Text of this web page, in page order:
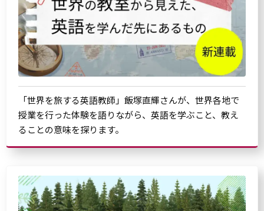
「世界を旅する英語教師」飯塚直輝さんが、世界各地で
授業を行った体験を語りながら、英語を学ぶこと、教え
ることの意味を探ります。